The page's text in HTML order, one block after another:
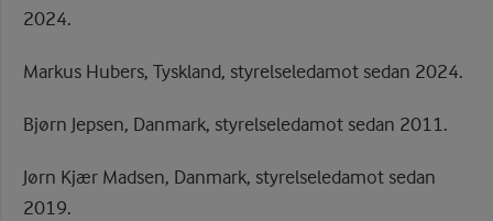
2024.
Markus Hubers, Tyskland, styrelseledamot sedan 2024.
Bjørn Jepsen, Danmark, styrelseledamot sedan 2011.
Jørn Kjær Madsen, Danmark, styrelseledamot sedan
2019.